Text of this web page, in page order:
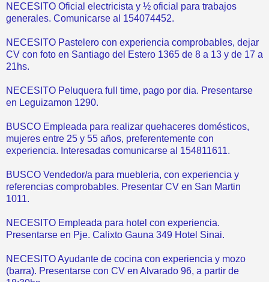
NECESITO Oficial electricista y ½ oficial para trabajos
generales. Comunicarse al 154074452.
NECESITO Pastelero con experiencia comprobables, dejar
CV con foto en Santiago del Estero 1365 de 8 a 13 y de 17 a
21hs.
NECESITO Peluquera full time, pago por dia. Presentarse
en Leguizamon 1290.
BUSCO Empleada para realizar quehaceres domésticos,
mujeres entre 25 y 55 años, preferentemente con
experiencia. Interesadas comunicarse al 154811611.
BUSCO Vendedor/a para muebleria, con experiencia y
referencias comprobables. Presentar CV en San Martin
1011.
NECESITO Empleada para hotel con experiencia.
Presentarse en Pje. Calixto Gauna 349 Hotel Sinai.
NECESITO Ayudante de cocina con experiencia y mozo
(barra). Presentarse con CV en Alvarado 96, a partir de